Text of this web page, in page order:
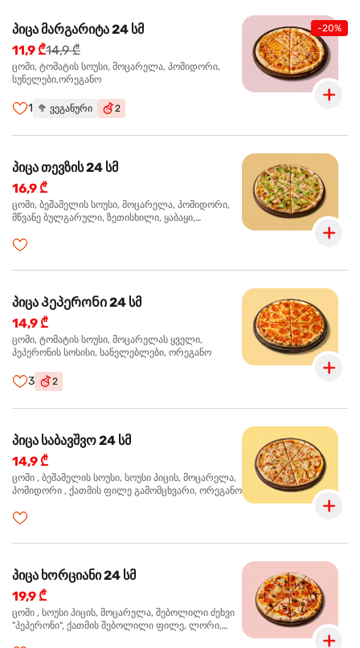
-20%
პიცა მარგარიტა 24 სმ
11,9 ₾14,9 ₾
ცომი, ტომატის სოუსი, მოცარელა, პომიდორი,
სუნელები,ორეგანო
1 🥦 ვეგანური 2
პიცა თევზის 24 სმ
16,9 ₾
ცომი, ბეშამელის სოუსი, მოცარელა, პომიდორი,
მწვანე ბულგარული, ზეთისხილი, ყაბაყი,
ორეგანო
პიცა Პეპერონი 24 სმ
14,9 ₾
ცომი, ტომატის სოუსი, მოცარელას ყველი,
პეპერონის სოსისი, სანელებლები, ორეგანო
3 2
პიცა საბავშვო 24 სმ
14,9 ₾
ცომი , ბეშამელის სოუსი, სოუსი პიცის, მოცარელა,
პომიდორი , ქათმის ფილე გამომცხვარი, ორეგანო
პიცა ხორციანი 24 სმ
19,9 ₾
ცომი , სოუსი პიცის, მოცარელა, შებოლილი ძეხვი
"პეპერონი", ქათმის შებოლილი ფილე, ლორი,